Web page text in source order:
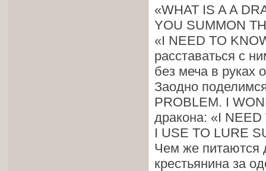
«WHAT IS A A
YOU SUMMON
«I NEED TO
расставаться с
без меча в руках
Заодно
PROBLEM. I
дракона: «I
I USE TO LURE
Чем же питаются
крестьянина за